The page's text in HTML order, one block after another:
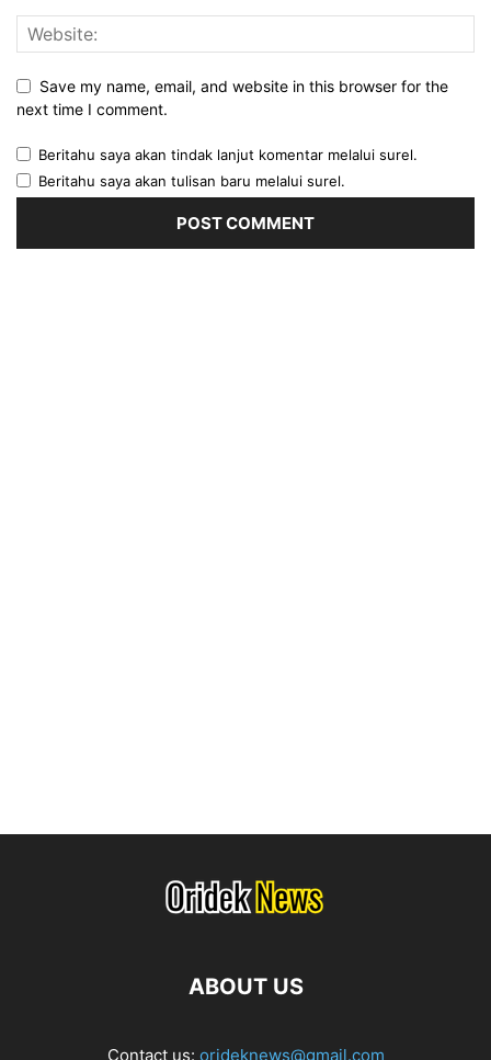
Save my name, email, and website in this browser for the
next time I comment.
Beritahu saya akan tindak lanjut komentar melalui surel.
Beritahu saya akan tulisan baru melalui surel.
ABOUT US
Contact us: orideknews@gmail.com